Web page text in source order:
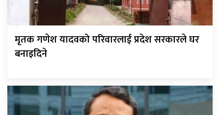
मृतक गणेश यादवको परिवारलाई प्रदेश सरकारले घर
बनाइदिने